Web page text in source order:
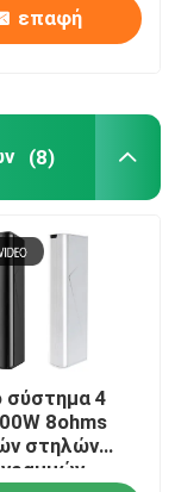
επαφή
(8)
σύστημα 4
8ohms
στηλών